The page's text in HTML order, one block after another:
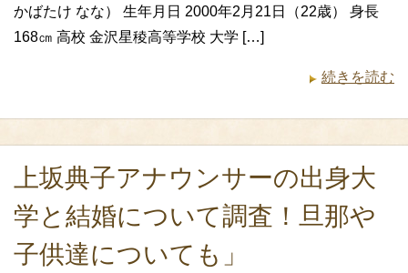
かばたけ なな） 生年月日 2000年2月21日（22歳） 身長
168㎝ 高校 金沢星稜高等学校 大学 […]
続きを読む
上坂典子アナウンサーの出身大
学と結婚について調査！旦那や
子供達についても」